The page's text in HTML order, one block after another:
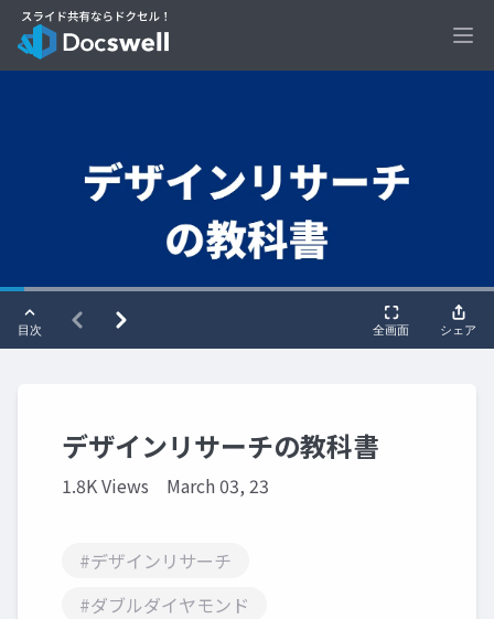
デザインリサーチの教科書
1.8K Views March 03, 23
#デザインリサーチ
#ダブルダイヤモンド